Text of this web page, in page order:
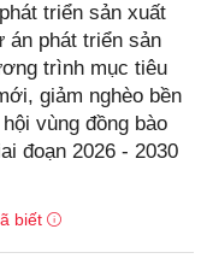
triển sản xuất
án phát triển sản
trình mục tiêu
giảm nghèo bền
vùng đồng bào
đoạn 2026 - 2030
biết